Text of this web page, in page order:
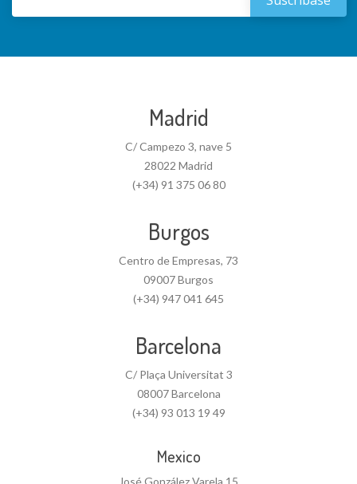
Madrid
C/ Campezo 3, nave 5
28022 Madrid
(+34) 91 375 06 80
Burgos
Centro de Empresas, 73
09007 Burgos
(+34) 947 041 645
Barcelona
C/ Plaça Universitat 3
08007 Barcelona
(+34) 93 013 19 49
Mexico
José González Varela 15